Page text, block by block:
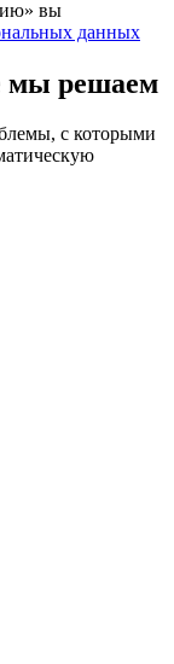
вы
данных
мы решаем
с которыми